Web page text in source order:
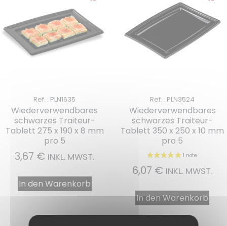
Ref. : PLN1635
Wiederverwendbares
schwarzes Traiteur-
Tablett 275 x 190 x 8 mm
pro 5
3,67 € INKL. MWST.
In den Warenkorb
Ref. : PLN3524
Wiederverwendbares
schwarzes Traiteur-
Tablett 350 x 250 x 10 mm
pro 5
6,07 € INKL. MWST.
In den Warenkorb